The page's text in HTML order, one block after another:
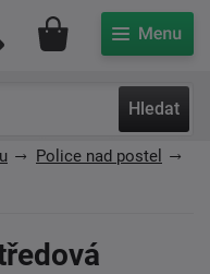
Hledat
Můj účet
Police nad postel